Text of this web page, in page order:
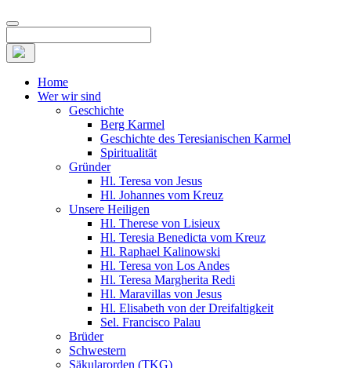
Home
Wer wir sind
Geschichte
Berg Karmel
Geschichte des Teresianischen Karmel
Spiritualität
Gründer
Hl. Teresa von Jesus
Hl. Johannes vom Kreuz
Unsere Heiligen
Hl. Therese von Lisieux
Hl. Teresia Benedicta vom Kreuz
Hl. Raphael Kalinowski
Hl. Teresa von Los Andes
Hl. Teresa Margherita Redi
Hl. Maravillas von Jesus
Hl. Elisabeth von der Dreifaltigkeit
Sel. Francisco Palau
Brüder
Schwestern
Säkularorden (TKG)